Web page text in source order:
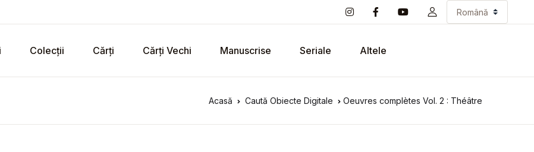
Colecții Cărți Cărți Vechi Manuscrise Seriale Altele
Acasă Caută Obiecte Digitale Oeuvres complètes Vol. 2 : Théâtre